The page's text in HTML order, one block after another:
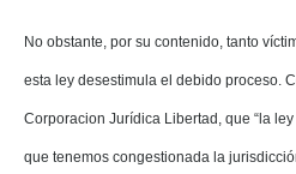
No obstante, por su contenido, tanto
esta ley desestimula el debido proceso.
Corporacion Jurídica Libertad, que “la
que tenemos congestionada la